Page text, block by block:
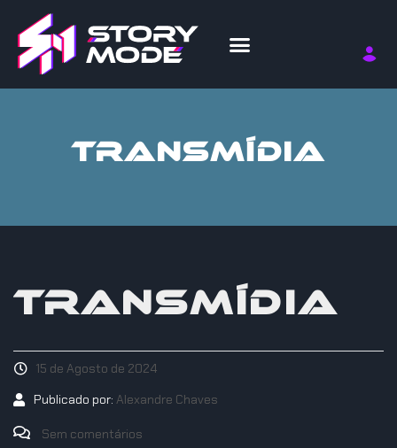
TRANSMÍDIA
TRANSMÍDIA
15 de Agosto de 2024
Publicado por: Alexandre Chaves
Sem comentários